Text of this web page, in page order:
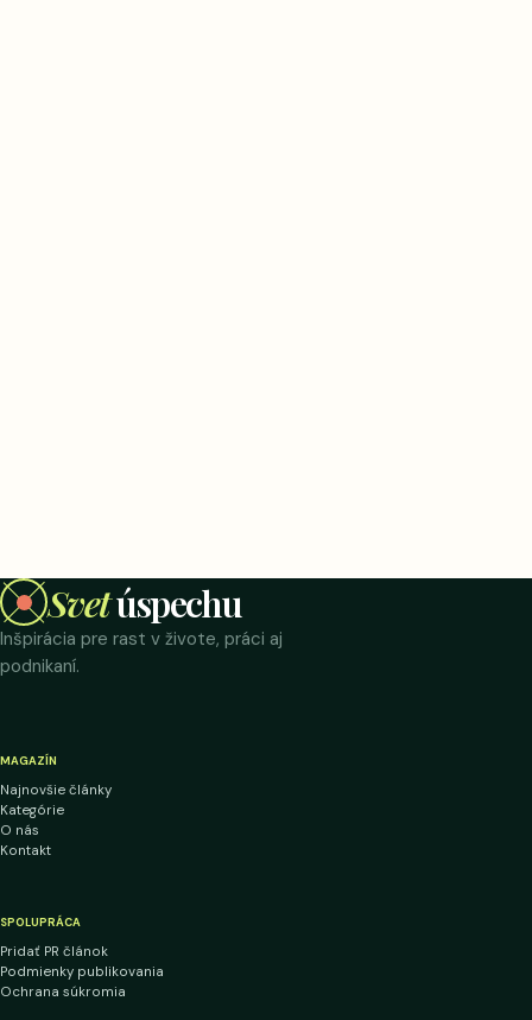
Svetúspechu
Inšpirácia pre rast v živote, práci aj
podnikaní.
MAGAZÍN
Najnovšie články
Kategórie
O nás
Kontakt
SPOLUPRÁCA
Pridať PR článok
Podmienky publikovania
Ochrana súkromia